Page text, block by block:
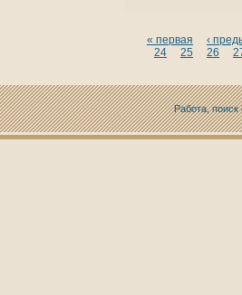
« первая
‹
24
25 26
Работа, поиск